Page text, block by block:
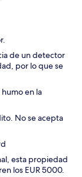
de un detector
por lo que se
en la
No se acepta
esta propiedad
los EUR 5000.